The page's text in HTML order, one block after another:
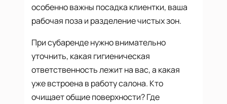
особенно важны посадка клиентки, ваша
рабочая поза и разделение чистых зон.
При субаренде нужно внимательно
уточнить, какая гигиеническая
ответственность лежит на вас, а какая
уже встроена в работу салона. Кто
очищает общие поверхности? Где